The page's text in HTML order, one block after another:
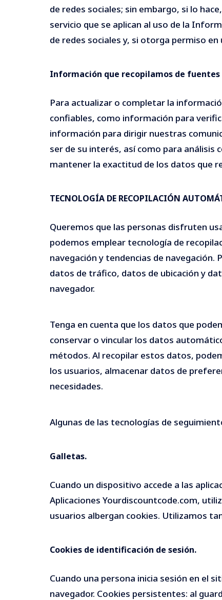
de redes sociales; sin embargo, si lo
servicio que se aplican al uso de la
de redes sociales y, si otorga permiso
Información que recopilamos de
Para actualizar o completar la
confiables, como información para
información para dirigir nuestras
ser de su interés, así como para análisis
mantener la exactitud de los datos que
TECNOLOGÍA DE RECOPILACIÓN
Queremos que las personas disfruten
podemos emplear tecnología de
navegación y tendencias de
datos de tráfico, datos de ubicación y
navegador.
Tenga en cuenta que los datos que
conservar o vincular los datos
métodos. Al recopilar estos datos,
los usuarios, almacenar datos de
necesidades.
Algunas de las tecnologías de
Galletas.
Cuando un dispositivo accede a las
Aplicaciones Yourdiscountcode.com,
usuarios albergan cookies. Utilizamos
Cookies de identificación de sesión.
Cuando una persona inicia sesión en el
navegador. Cookies persistentes: al